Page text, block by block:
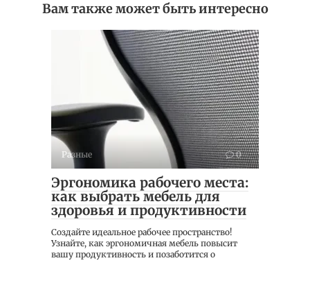
Вам также может быть интересно
Разные 0
Эргономика рабочего места:
как выбрать мебель для
здоровья и продуктивности
Создайте идеальное рабочее пространство!
Узнайте, как эргономичная мебель повысит
вашу продуктивность и позаботится о